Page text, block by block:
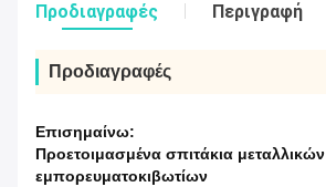
Προδιαγραφές Περιγραφή
Προδιαγραφές
Επισημαίνω:
Προετοιμασμένα σπιτάκια μεταλλικών
εμπορευματοκιβωτίων